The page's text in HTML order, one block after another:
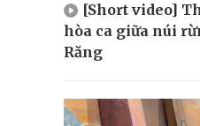
[Short video]
hòa ca giữa núi
Răng